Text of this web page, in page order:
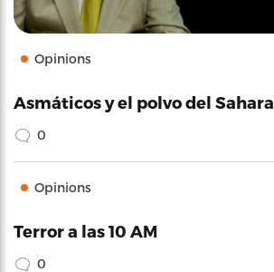
Opinions
Asmáticos y el polvo del Sahara
0
Opinions
Terror a las 10 AM
0